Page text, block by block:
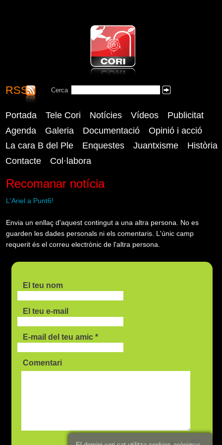
CORI - Coordinadora Reusenca
Independent
RSS Cerca
Portada Tele Cori Notícies Vídeos
Publicitat
Agenda
Galeria Documentació
Opinió i acció
La cara B del Ple
Enquestes Juantxisme
Història
Contacte
Col·labora
Recomanar notícia
L'Ariel a Punt6!
Envia un enllaç d'aquest contingut a una altra persona. No es
guarden les dades personals ni els comentaris. L'únic camp
requerit és el correu electrònic de l'altra persona.
El teu nom
El teu e-mail
E-mail del teu amic *
Comentari